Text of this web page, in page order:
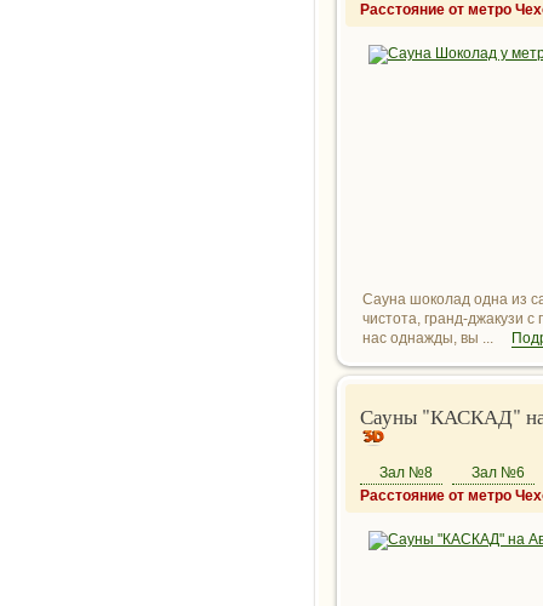
Расстояние от метро
Сауна шоколад одна из
чистота, гранд-джакузи
нас однажды, вы ...
Сауны "КАСКАД" на
Зал №8
Зал №6
Расстояние от метро